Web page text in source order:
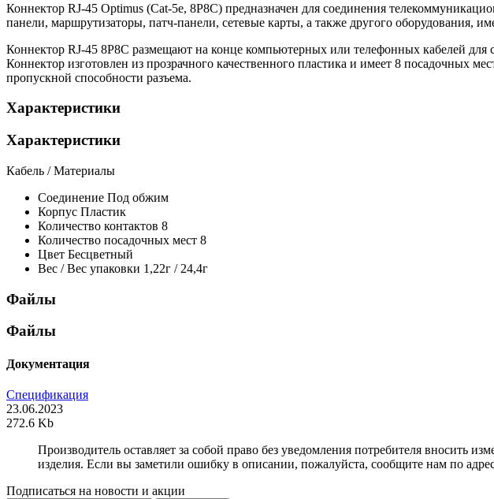
Коннектор RJ-45 Optimus (Cat-5e, 8P8C) предназначен для соединения
панели, маршрутизаторы, патч-панели, сетевые карты, а также другого оборудования,
Коннектор RJ-45 8P8C размещают на конце компьютерных или телефонных кабелей
Коннектор изготовлен из прозрачного качественного пластика и имеет 8 посадочных
пропускной способности разъема.
Характеристики
Характеристики
Кабель / Материалы
Соединение Под обжим
Корпус Пластик
Количество контактов 8
Количество посадочных мест 8
Цвет Бесцветный
Вес / Вес упаковки 1,22г / 24,4г
Файлы
Файлы
Документация
Спецификация
23.06.2023
272.6 Kb
Производитель оставляет за собой право без уведомления потребителя вносить
изделия. Если вы заметили ошибку в описании, пожалуйста, сообщите нам по
Подписаться на новости и акции